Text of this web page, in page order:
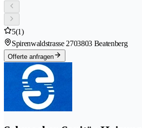
5(1)
Spirenwaldstrasse 2703803 Beatenberg
Offerte anfragen